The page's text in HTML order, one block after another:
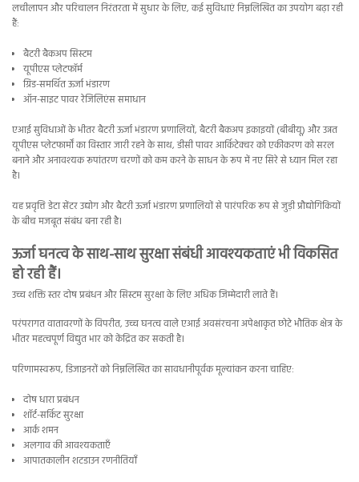
लचीलापन और परिचालन निरंतरता में सुधार के लिए, कई सुविधाएं निम्नलिखित का उपयोग बढ़ा रही
हैं:
बैटरी बैकअप सिस्टम
यूपीएस प्लेटफॉर्म
ग्रिड-समर्थित ऊर्जा भंडारण
ऑन-साइट पावर रेजिलिएंस समाधान
एआई सुविधाओं के भीतर बैटरी ऊर्जा भंडारण प्रणालियों, बैटरी बैकअप इकाइयों (बीबीयू) और उन्नत
यूपीएस प्लेटफार्मों का विस्तार जारी रहने के साथ, डीसी पावर आर्किटेक्चर को एकीकरण को सरल
बनाने और अनावश्यक रूपांतरण चरणों को कम करने के साधन के रूप में नए सिरे से ध्यान मिल रहा
है।
यह प्रवृत्ति डेटा सेंटर उद्योग और बैटरी ऊर्जा भंडारण प्रणालियों से पारंपरिक रूप से जुड़ी प्रौद्योगिकियों
के बीच मजबूत संबंध बना रही है।
ऊर्जा घनत्व के साथ-साथ सुरक्षा संबंधी आवश्यकताएं भी विकसित
हो रही हैं।
उच्च शक्ति स्तर दोष प्रबंधन और सिस्टम सुरक्षा के लिए अधिक जिम्मेदारी लाते हैं।
परंपरागत वातावरणों के विपरीत, उच्च घनत्व वाले एआई अवसंरचना अपेक्षाकृत छोटे भौतिक क्षेत्र के
भीतर महत्वपूर्ण विद्युत भार को केंद्रित कर सकती है।
परिणामस्वरूप, डिजाइनरों को निम्नलिखित का सावधानीपूर्वक मूल्यांकन करना चाहिए:
दोष धारा प्रबंधन
शॉर्ट-सर्किट सुरक्षा
आर्क शमन
अलगाव की आवश्यकताएँ
आपातकालीन शटडाउन रणनीतियाँ